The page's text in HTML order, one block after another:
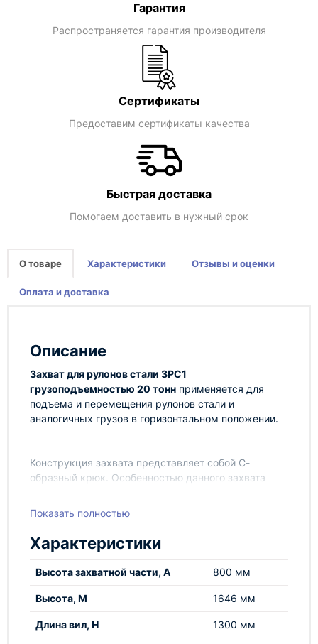
Гарантия
Распространяется гарантия производителя
Сертификаты
Предоставим сертификаты качества
Быстрая доставка
Помогаем доставить в нужный срок
О товаре Характеристики Отзывы и оценки
Оплата и доставка
Описание
Захват для рулонов стали ЗРС1
грузоподъемностью 20 тонн применяется для
подъема и перемещения рулонов стали и
аналогичных грузов в горизонтальном положении.
Конструкция захвата представляет собой С-
образный крюк. Особенностью данного захвата
полностью из металла. Захват крепится
грузоподъемного механизма (например крюку
крана), что значительно снижает габарит по высоте.
Показать полностью
Характеристики
Высота захватной части, А 800 мм
Высота, М 1646 мм
Длина вил, Н 1300 мм